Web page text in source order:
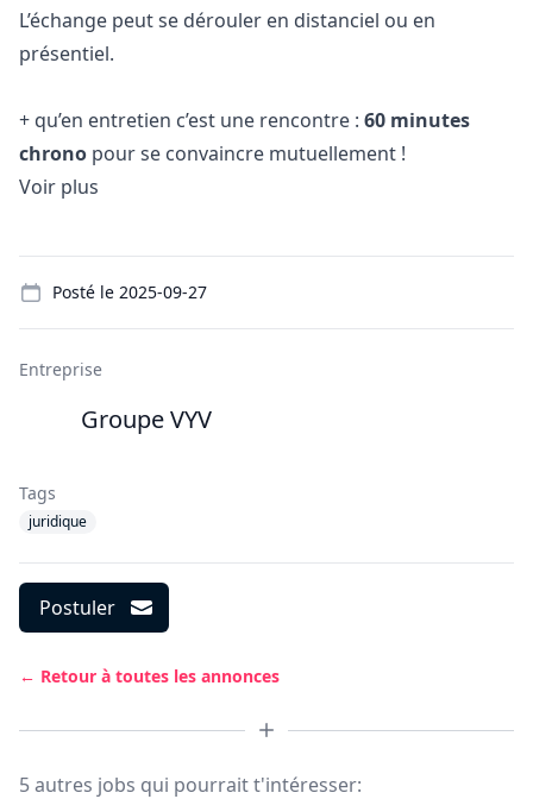
L’échange peut se dérouler en distanciel ou en
présentiel.
+ qu’en entretien c’est une rencontre : 60 minutes
chrono pour se convaincre mutuellement !
Voir plus
Posté le 2025-09-27
Entreprise
Groupe VYV
Tags
juridique
Postuler
← Retour à toutes les annonces
5 autres jobs qui pourrait t'intéresser: